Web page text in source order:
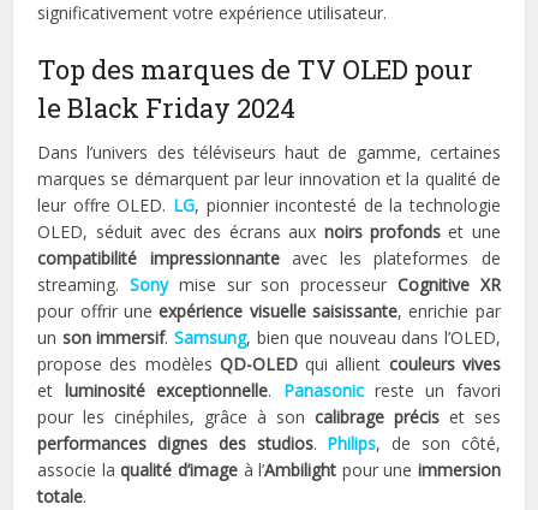
significativement votre expérience utilisateur.
Top des marques de TV OLED pour
le Black Friday 2024
Dans l’univers des téléviseurs haut de gamme, certaines
marques se démarquent par leur innovation et la qualité de
leur offre OLED. LG, pionnier incontesté de la technologie
OLED, séduit avec des écrans aux noirs profonds et une
compatibilité impressionnanteavec les plateformes de
streaming.Sonymise sur son processeurCognitive XR
pour offrir uneexpérience visuelle saisissante, enrichie par
un son immersif. Samsung, bien que nouveau dans l’OLED,
propose des modèles QD-OLEDqui allient couleurs vives
et luminosité exceptionnelle. Panasonicreste un favori
pour les cinéphiles, grâce à son calibrage préciset ses
performances dignes des studios. Philips, de son côté,
associe laqualité d’imageà l’Ambilight pour une immersion
totale.